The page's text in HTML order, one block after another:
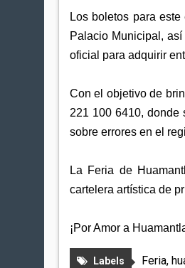
Los boletos para
Palacio Municipal,
oficial para adquirir
Con el objetivo de
221 100 6410, donde
sobre errores en el
La Feria de
cartelera artística de
¡Por Amor a
Labels Feria,